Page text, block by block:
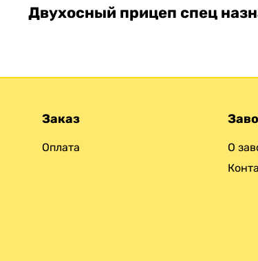
Двухосный прицеп спец
Заказ
Оплата
О